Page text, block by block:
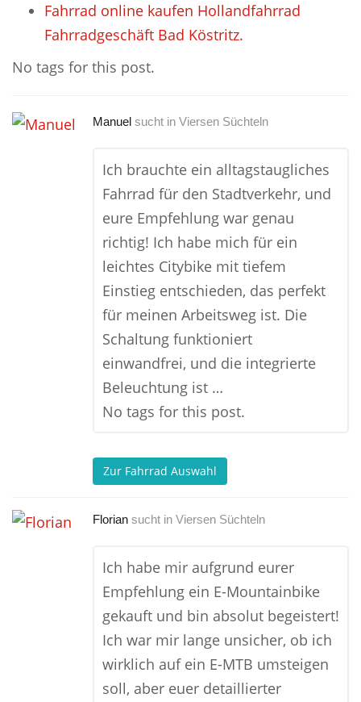
Fahrrad online kaufen Hollandfahrrad
Fahrradgeschäft Bad Köstritz.
No tags for this post.
Manuel sucht in Viersen Süchteln
Ich brauchte ein alltagstaugliches
Fahrrad für den Stadtverkehr, und
eure Empfehlung war genau
richtig! Ich habe mich für ein
leichtes Citybike mit tiefem
Einstieg entschieden, das perfekt
für meinen Arbeitsweg ist. Die
Schaltung funktioniert
einwandfrei, und die integrierte
Beleuchtung ist …
No tags for this post.
Zur Fahrrad Auswahl
Florian sucht in Viersen Süchteln
Ich habe mir aufgrund eurer
Empfehlung ein E-Mountainbike
gekauft und bin absolut begeistert!
Ich war mir lange unsicher, ob ich
wirklich auf ein E-MTB umsteigen
soll, aber euer detaillierter